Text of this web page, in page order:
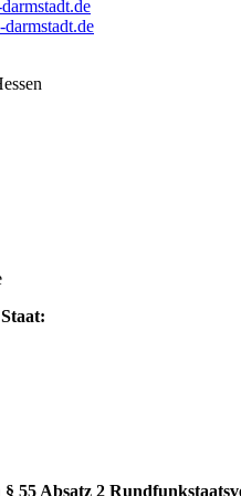
55 Absatz 2